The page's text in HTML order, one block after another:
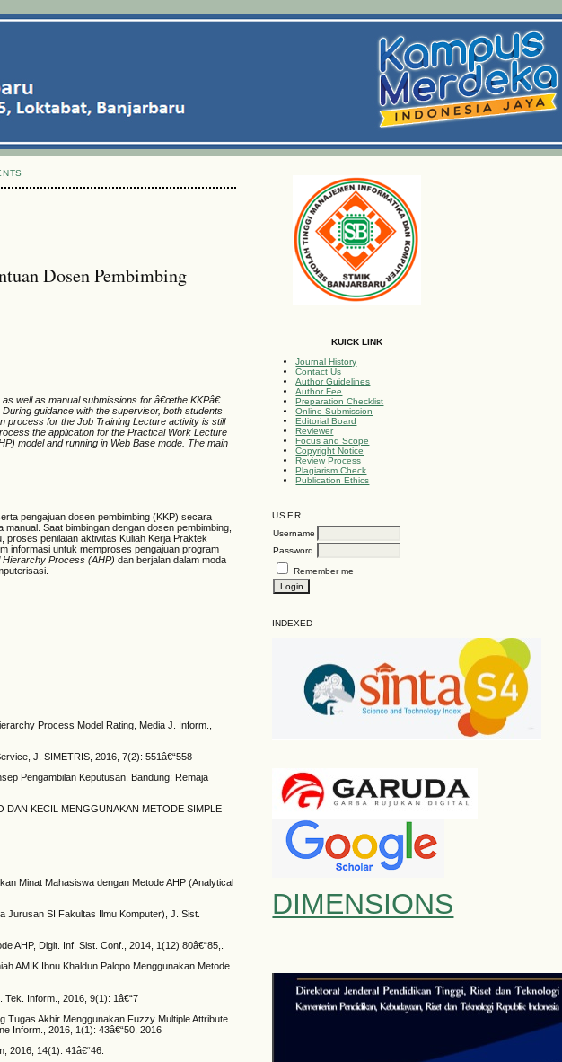
KUICK LINK
Journal History
Contact Us
Author Guidelines
Author Fee
Preparation Checklist
Online Submission
Editorial Board
Reviewer
Focus and Scope
Copyright Notice
Review Process
Plagiarism Check
Publication Ethics
USER
Username
Password
Remember me
INDEXED
DIMENSIONS
Dosen Pembimbing
well as manual submissions for â€œthe KKPâ€
guidance with the supervisor, both students
process for the Job Training Lecture activity is still
the application for the Practical Work Lecture
model and running in Web Base mode. The main
pengajuan dosen pembimbing (KKP) secara
Saat bimbingan dengan dosen pembimbing,
proses penilaian aktivitas Kuliah Kerja Praktek
informasi untuk memproses pengajuan program
Hierarchy Process (AHP)dan berjalan dalam moda
Process Model Rating, Media J. Inform.,
J. SIMETRIS, 2016, 7(2): 551â€“558
Pengambilan Keputusan. Bandung: Remaja
DAN KECIL MENGGUNAKAN METODE SIMPLE
Minat Mahasiswa dengan Metode AHP (Analytical
Jurusan SI Fakultas Ilmu Komputer), J. Sist.
AHP, Digit. Inf. Sist. Conf., 2014, 1(12) 80â€“85,.
AMIK Ibnu Khaldun Palopo Menggunakan Metode
Inform., 2016, 9(1): 1â€“7
Tugas Akhir Menggunakan Fuzzy Multiple Attribute
Inform., 2016, 1(1): 43â€“50, 2016
2016, 14(1): 41â€“46.